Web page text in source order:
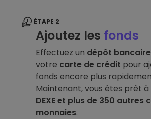
ÉTAPE 2
Ajoutez les fonds
Effectuez un dépôt bancaire
votre carte de crédit pour
fonds encore plus
Maintenant, vous êtes prêt à
DEXE et plus de 350 autres
monnaies.